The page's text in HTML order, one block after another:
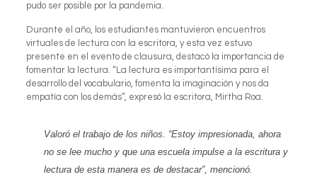
pudo ser posible por la pandemia.
Durante el año, los estudiantes mantuvieron encuentros
virtuales de lectura con la escritora, y esta vez estuvo
presente en el evento de clausura, destacó la importancia de
fomentar la lectura. “La lectura es importantísima para el
desarrollo del vocabulario, fomenta la imaginación y nos da
empatía con los demás”, expresó la escritora, Mirtha Roa.
Valoró el trabajo de los niños. “Estoy impresionada, ahora
no se lee mucho y que una escuela impulse a la escritura y
lectura de esta manera es de destacar”, mencionó.